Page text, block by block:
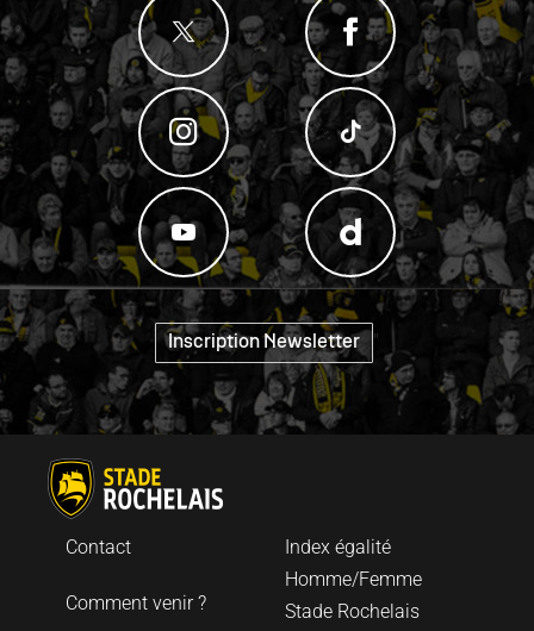
Inscription Newsletter "
Index égalité
Homme/Femme
Stade Rochelais
Contact
Comment venir ?